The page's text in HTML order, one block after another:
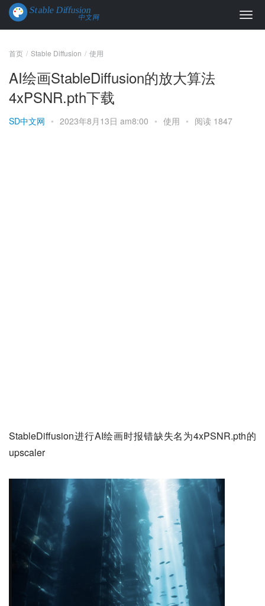
首页 Stable Diffusion 使用
AI绘画StableDiffusion的放大算法
4xPSNR.pth下载
SD中文网 • 2023年8月13日 am8:00 • 使用 • 阅读 1847
StableDiffusion进行AI绘画时报错缺失名为4xPSNR.pth的
upscaler